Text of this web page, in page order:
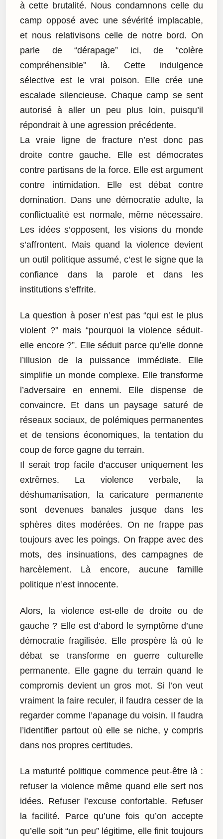
à cette brutalité. Nous condamnons celle du
camp opposé avec une sévérité implacable,
et nous relativisons celle de notre bord. On
parle de “dérapage” ici, de “colère
compréhensible” là. Cette indulgence
sélective est le vrai poison. Elle crée une
escalade silencieuse. Chaque camp se sent
autorisé à aller un peu plus loin, puisqu’il
répondrait à une agression précédente.
La vraie ligne de fracture n’est donc pas
droite contre gauche. Elle est démocrates
contre partisans de la force. Elle est argument
contre intimidation. Elle est débat contre
domination. Dans une démocratie adulte, la
conflictualité est normale, même nécessaire.
Les idées s’opposent, les visions du monde
s’affrontent. Mais quand la violence devient
un outil politique assumé, c’est le signe que la
confiance dans la parole et dans les
institutions s’effrite.
La question à poser n’est pas “qui est le plus
violent ?” mais “pourquoi la violence séduit-
elle encore ?”. Elle séduit parce qu’elle donne
l’illusion de la puissance immédiate. Elle
simplifie un monde complexe. Elle transforme
l’adversaire en ennemi. Elle dispense de
convaincre. Et dans un paysage saturé de
réseaux sociaux, de polémiques permanentes
et de tensions économiques, la tentation du
coup de force gagne du terrain.
Il serait trop facile d’accuser uniquement les
extrêmes. La violence verbale, la
déshumanisation, la caricature permanente
sont devenues banales jusque dans les
sphères dites modérées. On ne frappe pas
toujours avec les poings. On frappe avec des
mots, des insinuations, des campagnes de
harcèlement. Là encore, aucune famille
politique n’est innocente.
Alors, la violence est-elle de droite ou de
gauche ? Elle est d’abord le symptôme d’une
démocratie fragilisée. Elle prospère là où le
débat se transforme en guerre culturelle
permanente. Elle gagne du terrain quand le
compromis devient un gros mot. Si l’on veut
vraiment la faire reculer, il faudra cesser de la
regarder comme l’apanage du voisin. Il faudra
l’identifier partout où elle se niche, y compris
dans nos propres certitudes.
La maturité politique commence peut-être là :
refuser la violence même quand elle sert nos
idées. Refuser l’excuse confortable. Refuser
la facilité. Parce qu’une fois qu’on accepte
qu’elle soit “un peu” légitime, elle finit toujours